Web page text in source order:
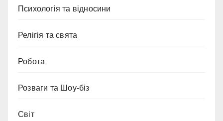
Психологія та відносини
Релігія та свята
Робота
Розваги та Шоу-біз
Світ